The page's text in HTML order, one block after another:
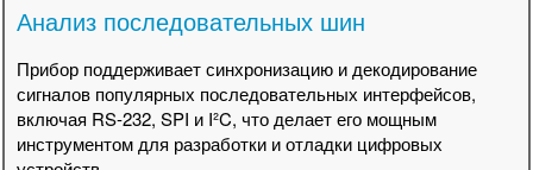
Анализ последовательных шин
Прибор поддерживает синхронизацию и декодирование
сигналов популярных последовательных интерфейсов,
включая RS-232, SPI и I²C, что делает его мощным
инструментом для разработки и отладки цифровых